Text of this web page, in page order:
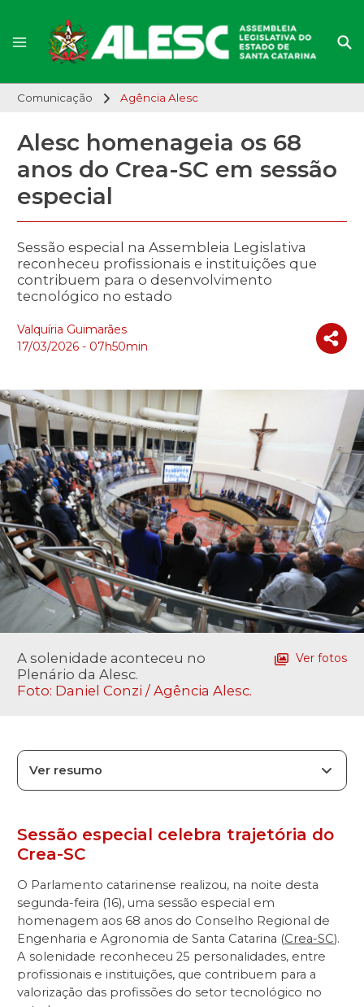
Comunicação Agência Alesc
Alesc homenageia os 68
anos do Crea-SC em sessão
especial
Sessão especial na Assembleia Legislativa
reconheceu profissionais e instituições que
contribuem para o desenvolvimento
tecnológico no estado
Valquíria Guimarães
17/03/2026 - 07h50min
A solenidade aconteceu no
Plenário da Alesc.
Foto: Daniel Conzi / Agência Alesc.
Ver fotos
Ver resumo
Sessão especial celebra trajetória do
Crea-SC
O Parlamento catarinense realizou, na noite desta
segunda-feira (16), uma sessão especial em
homenagem aos 68 anos do Conselho Regional de
Engenharia e Agronomia de Santa Catarina (Crea-SC).
A solenidade reconheceu 25 personalidades, entre
profissionais e instituições, que contribuem para a
valorização das profissões do setor tecnológico no